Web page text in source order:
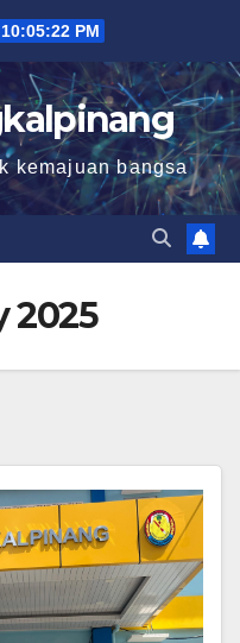
10:05:23 PM
kemajuan bangsa
2025